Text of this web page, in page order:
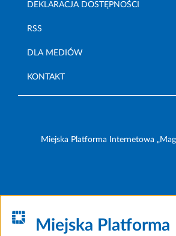
DEKLARACJA DOSTĘPNOŚCI
RSS
DLA MEDIÓW
KONTAKT
Miejska Platforma Internetowa
Miejska Platforma